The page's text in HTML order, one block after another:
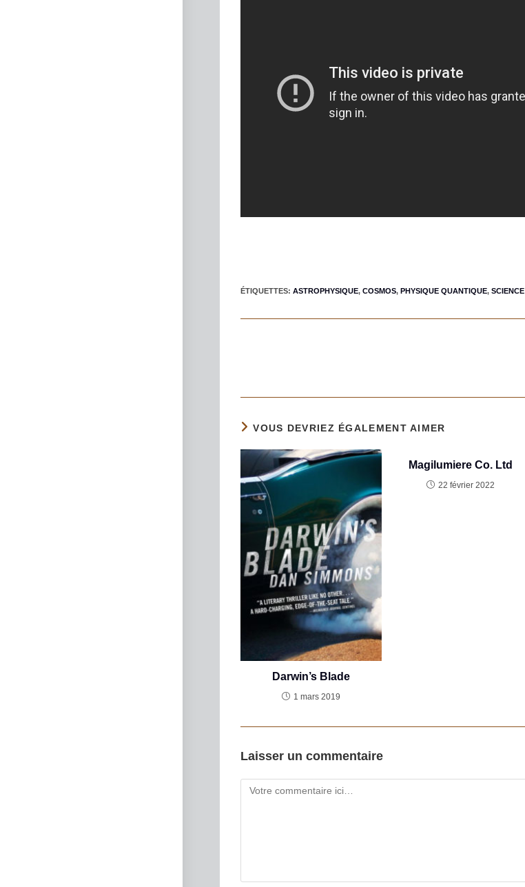
ÉTIQUETTES: ASTROPHYSIQUE, COSMOS, PHYSIQUE QUANTIQUE, SCIENCE
VOUS DEVRIEZ ÉGALEMENT AIMER
Darwin’s Blade
1 mars 2019
Magilumiere Co. Ltd
22 février 2022
Laisser un commentaire